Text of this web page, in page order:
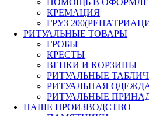
КРЕМАЦИЯ
ГРУЗ
РИТУАЛЬНЫЕ ТОВАРЫ
ГРОБЫ
КРЕСТЫ
ВЕНКИ И КОРЗИНЫ
РИТУАЛЬНЫЕ
РИТУАЛЬНАЯ
РИТУАЛЬНЫЕ
НАШЕ ПРОИЗВОДСТВО